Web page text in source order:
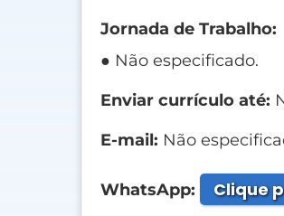
Jornada de Trabalho:
● Não especificado.
Enviar currículo até:
E-mail: Não
WhatsApp: Clique